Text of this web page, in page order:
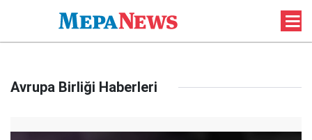
Avrupa Birliği Haberleri